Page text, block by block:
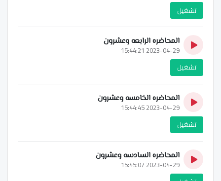
تشغيل
المحاضره الرابعه وعشرون
2023-04-29 15:44:21
تشغيل
المحاضره الخامسه وعشرون
2023-04-29 15:44:45
تشغيل
المحاضره السادسه وعشرون
2023-04-29 15:45:07